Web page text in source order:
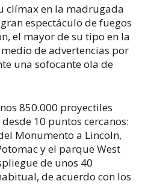
clímax en la madrugada
espectáculo de fuegos
el mayor de su tipo en la
de advertencias por
una sofocante ola de
850.000 proyectiles
10 puntos cercanos:
Monumento a Lincoln,
y el parque West
de unos 40
de acuerdo con los